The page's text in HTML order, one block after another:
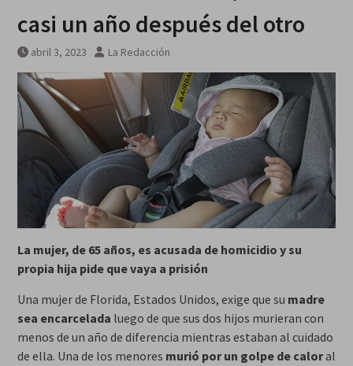
casi un año después del otro
abril 3, 2023 La Redacción
La mujer, de 65 años, es acusada de homicidio y su
propia hija pide que vaya a prisión
Una mujer de Florida, Estados Unidos, exige que su madre
sea encarcelada luego de que sus dos hijos murieran con
menos de un año de diferencia mientras estaban al cuidado
de ella. Una de los menores murió por un golpe de caloral